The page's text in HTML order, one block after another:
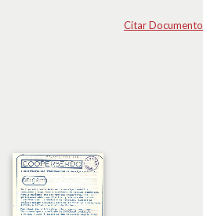
Citar Documento